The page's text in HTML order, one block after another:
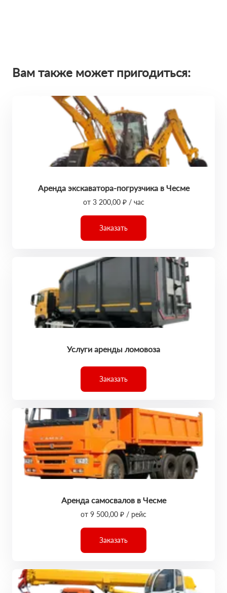
Вам также может пригодиться:
Аренда экскаватора-погрузчика в Чесме
от 3 200,00 ₽ / час
Заказать
Услуги аренды ломовоза
Заказать
Аренда самосвалов в Чесме
от 9 500,00 ₽ / рейс
Заказать